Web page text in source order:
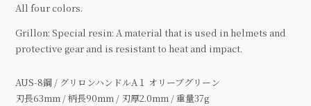
All four colors.
Grillon: Special resin: A material that is used in helmets and
protective gear and is resistant to heat and impact.
AUS-8鋼 / グリロンハンドルA１ オリーブグリーン
刃長63mm / 柄長90mm / 刃厚2.0mm / 重量37g